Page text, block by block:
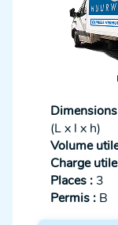
(L x l x h)
Volume
Charge
Places : 3
Permis : B